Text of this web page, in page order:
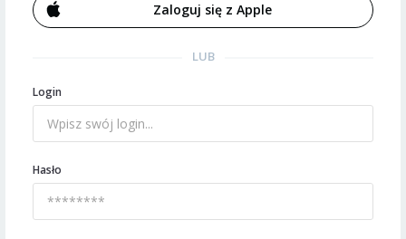
Zaloguj się z Apple
LUB
Login
Hasło